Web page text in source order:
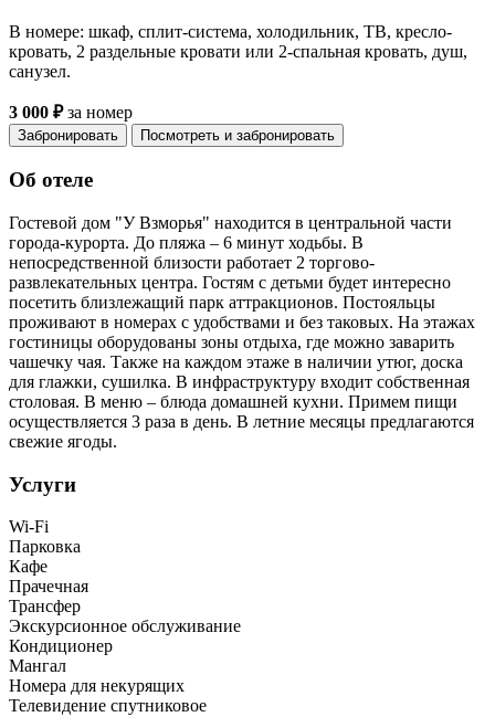
В номере: шкаф, сплит-система, холодильник, ТВ, кресло-
кровать, 2 раздельные кровати или 2-спальная кровать, душ,
санузел.
3 000 ₽за номер
Забронировать Посмотреть и забронировать
Об отеле
Гостевой дом "У Взморья" находится в центральной части
города-курорта. До пляжа – 6 минут ходьбы. В
непосредственной близости работает 2 торгово-
развлекательных центра. Гостям с детьми будет интересно
посетить близлежащий парк аттракционов. Постояльцы
проживают в номерах с удобствами и без таковых. На этажах
гостиницы оборудованы зоны отдыха, где можно заварить
чашечку чая. Также на каждом этаже в наличии утюг, доска
для глажки, сушилка. В инфраструктуру входит собственная
столовая. В меню – блюда домашней кухни. Примем пищи
осуществляется 3 раза в день. В летние месяцы предлагаются
свежие ягоды.
Услуги
Wi-Fi
Парковка
Кафе
Прачечная
Трансфер
Экскурсионное обслуживание
Кондиционер
Мангал
Номера для некурящих
Телевидение спутниковое